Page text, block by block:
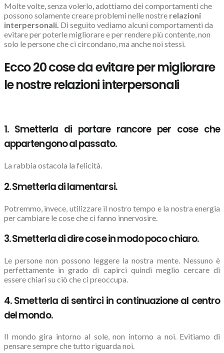
Molte volte, senza volerlo, adottiamo dei comportamenti che
possono solamente creare problemi nelle nostre relazioni
interpersonali. Di seguito vediamo alcuni comportamenti da
evitare per poterle migliorare e per rendere più contente, non
solo le persone che ci circondano, ma anche noi stessi.
Ecco 20 cose da evitare per migliorare
le nostre relazioni interpersonali
1. Smetterla di portare rancore per cose che
appartengono al passato.
La rabbia ostacola la felicità.
2. Smetterla di lamentarsi.
Potremmo, invece, utilizzare il nostro tempo e la nostra energia
per cambiare le cose che ci fanno innervosire.
3. Smetterla di dire cose in modo poco chiaro.
Le persone non possono leggere la nostra mente. Nessuno è
perfettamente in grado di capirci quindi meglio cercare di
essere chiari su ciò che ci preoccupa.
4. Smetterla di sentirci in continuazione al centro
del mondo.
Il mondo gira intorno al sole, non intorno a noi. Evitiamo di
pensare sempre che tutto riguarda noi.